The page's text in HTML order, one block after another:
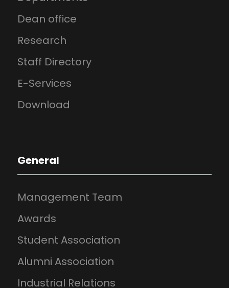
Dean office
Research
Staff Directory
E-Services
Download
General
Management Team
Awards
Student Association
Alumni Association
Industrial Relations